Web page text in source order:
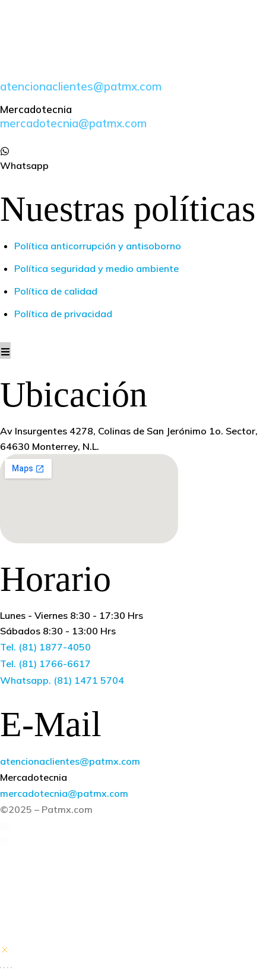
atencionaclientes@patmx.com
Mercadotecnia
mercadotecnia@patmx.com
Whatsapp
Nuestras políticas
Política anticorrupción y antisoborno
Política seguridad y medio ambiente
Política de calidad
Política de privacidad
Ubicación
Av Insurgentes 4278, Colinas de San Jerónimo 1o. Sector,
64630 Monterrey, N.L.
Horario
Lunes - Viernes 8:30 - 17:30 Hrs
Sábados 8:30 - 13:00 Hrs
Tel. (81) 1877-4050
Tel. (81) 1766-6617
Whatsapp. (81) 1471 5704
E-Mail
atencionaclientes@patmx.com
Mercadotecnia
mercadotecnia@patmx.com
©2025 – Patmx.com